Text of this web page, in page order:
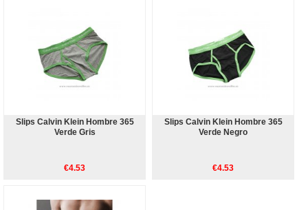
Slips Calvin Klein Hombre 365
Verde Gris
€4.53
Slips Calvin Klein Hombre 365
Verde Negro
€4.53